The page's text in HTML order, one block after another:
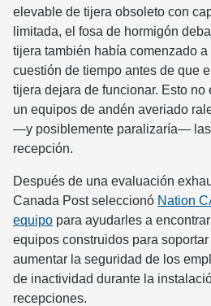
elevable de tijera obsoleto con
limitada, el fosa de hormigón
tijera también había comenzado
cuestión de tiempo antes de que
tijera dejara de funcionar. Esto no
un equipos de andén averiado
—y posiblemente paralizaría—
recepción.
Después de una evaluación
Canada Post seleccionó Nation
equipo para ayudarles a
equipos construidos para
aumentar la seguridad de los
de inactividad durante la
recepciones.